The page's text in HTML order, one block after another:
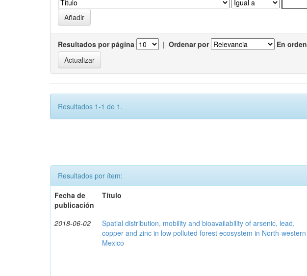
Resultados por página | Ordenar por En orden
Resultados 1-1 de 1.
Resultados por ítem:
Fecha de
publicación
Título
2018-06-02
Spatial distribution, mobility and bioavailability of arsenic, lead,
copper and zinc in low polluted forest ecosystem in North-western
Mexico